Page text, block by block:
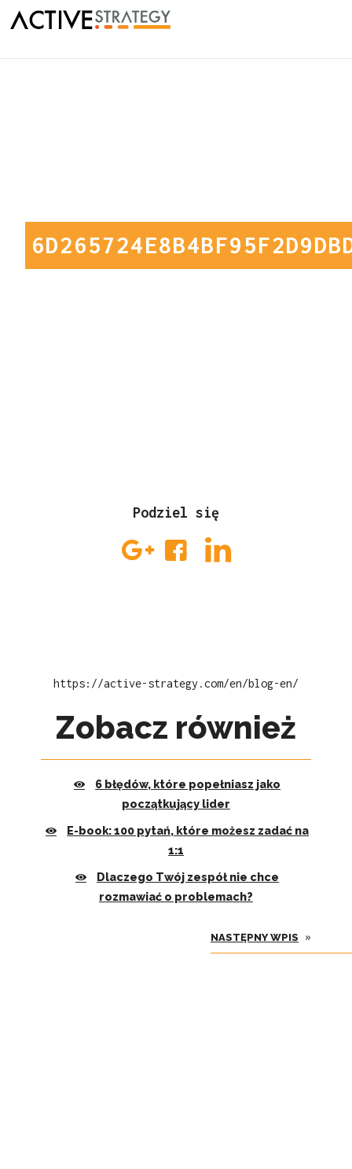
Podziel się
https://active-strategy.com/en/blog-en/
Zobacz również
6 błędów, które popełniasz jako
początkujący lider
E-book: 100 pytań, które możesz zadać na
1:1
Dlaczego Twój zespół nie chce
rozmawiać o problemach?
NASTĘPNY WPIS »